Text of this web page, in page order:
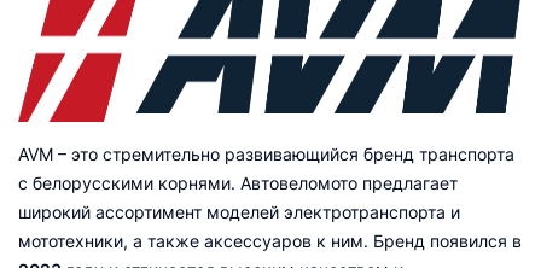
AVM – это стремительно развивающийся бренд транспорта
с белорусскими корнями. Автовеломото предлагает
широкий ассортимент моделей электротранспорта и
мототехники, а также аксессуаров к ним. Бренд появился в